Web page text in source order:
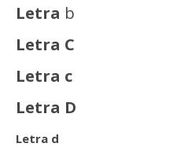
Letra b
Letra C
Letra c
Letra D
Letra d